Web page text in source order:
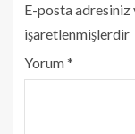
E-posta adresiniz
işaretlenmişlerdir
Yorum*